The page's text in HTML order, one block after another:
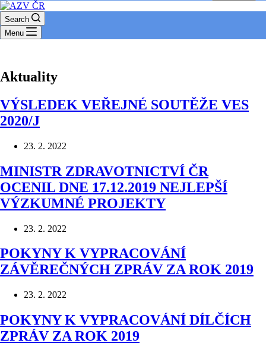
Search
Menu
Aktuality
VÝSLEDEK VEŘEJNÉ SOUTĚŽE VES
2020/J
23. 2. 2022
MINISTR ZDRAVOTNICTVÍ ČR
OCENIL DNE 17.12.2019 NEJLEPŠÍ
VÝZKUMNÉ PROJEKTY
23. 2. 2022
POKYNY K VYPRACOVÁNÍ
ZÁVĚREČNÝCH ZPRÁV ZA ROK 2019
23. 2. 2022
POKYNY K VYPRACOVÁNÍ DÍLČÍCH
ZPRÁV ZA ROK 2019